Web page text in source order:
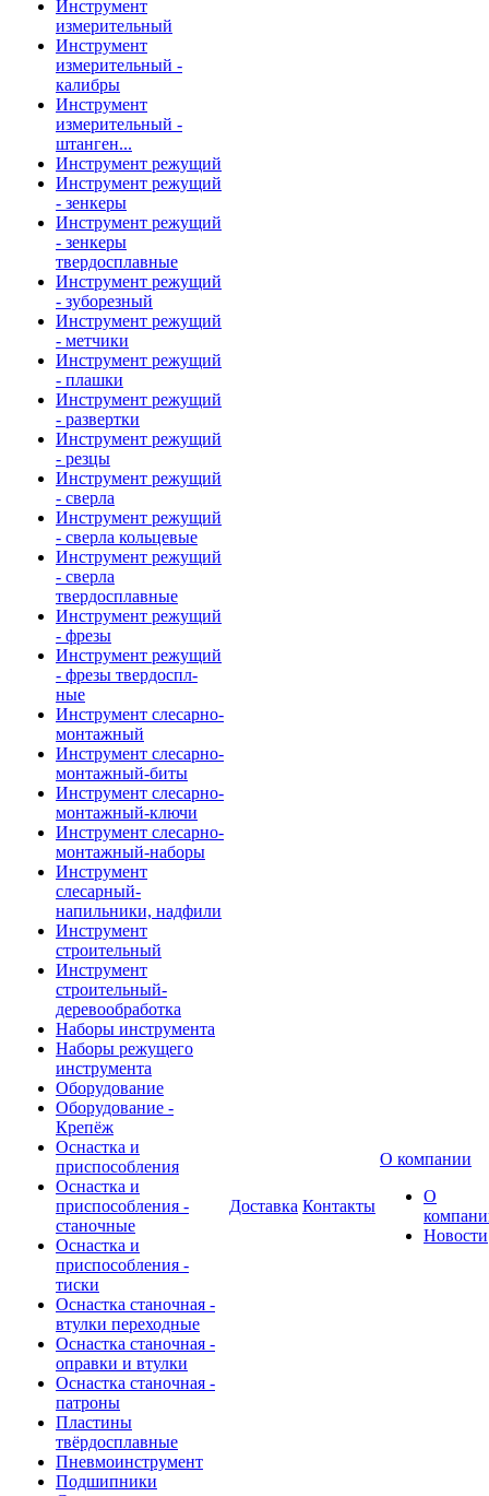
Инструмент
измерительный
Инструмент
измерительный -
калибры
Инструмент
измерительный -
штанген...
Инструмент режущий
Инструмент режущий
- зенкеры
Инструмент режущий
- зенкеры
твердосплавные
Инструмент режущий
- зуборезный
Инструмент режущий
- метчики
Инструмент режущий
- плашки
Инструмент режущий
- развертки
Инструмент режущий
- резцы
Инструмент режущий
- сверла
Инструмент режущий
- сверла кольцевые
Инструмент режущий
- сверла
твердосплавные
Инструмент режущий
- фрезы
Инструмент режущий
- фрезы твердоспл-
ные
Инструмент слесарно-
монтажный
Инструмент слесарно-
монтажный-биты
Инструмент слесарно-
монтажный-ключи
Инструмент слесарно-
монтажный-наборы
Инструмент
слесарный-
напильники, надфили
Инструмент
строительный
Инструмент
строительный-
деревообработка
Наборы инструмента
Наборы режущего
инструмента
Оборудование
Оборудование -
Крепёж
Оснастка и
приспособления
Оснастка и
приспособления -
станочные
Оснастка и
приспособления -
тиски
Оснастка станочная -
втулки переходные
Оснастка станочная -
оправки и втулки
Оснастка станочная -
патроны
Пластины
твёрдосплавные
Пневмоинструмент
Подшипники
Доставка Контакты
О компании
О
Новости